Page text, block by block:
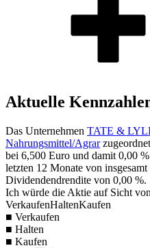
Aktuelle
Das Unternehmen TATE &
Nahrungsmittel/Agrar
bei 6,500 Euro und damit 0,00 %
letzten 12 Monate von insgesamt
Dividendendrendite von 0,00 %.
Ich würde die Aktie auf Sicht
VerkaufenHaltenKaufen
■ Verkaufen
■ Halten
■ Kaufen